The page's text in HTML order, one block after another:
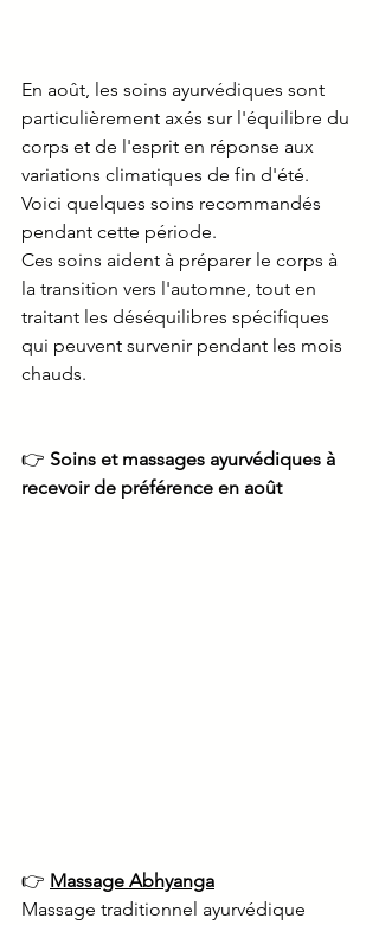
En août, les soins ayurvédiques sont
particulièrement axés sur l'équilibre du
corps et de l'esprit en réponse aux
variations climatiques de fin d'été.
Voici quelques soins recommandés
pendant cette période.
Ces soins aident à préparer le corps à
la transition vers l'automne, tout en
traitant les déséquilibres spécifiques
qui peuvent survenir pendant les mois
chauds.
👉 Soins et massages ayurvédiques à
recevoir de préférence en août
👉 Massage Abhyanga
Massage traditionnel ayurvédique